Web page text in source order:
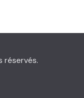
réservés.